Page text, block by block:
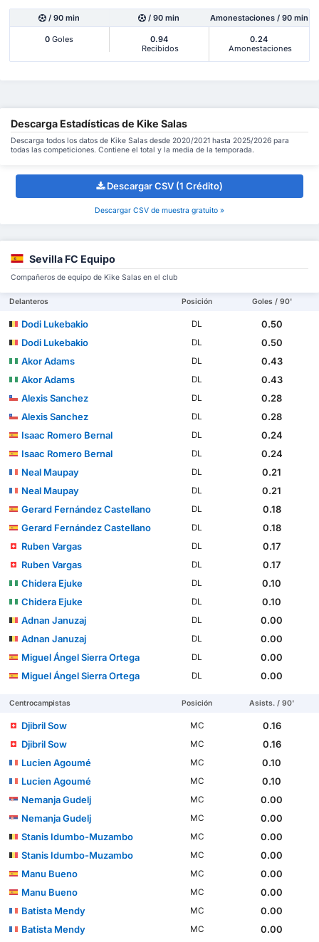
/ 90 min / 90 min Amonestaciones / 90 min
0 Goles
0.94
Recibidos
0.24
Amonestaciones
Descarga Estadísticas de Kike Salas
Descarga todos los datos de Kike Salas desde 2020/2021 hasta 2025/2026 para
todas las competiciones. Contiene el total y la media de la temporada.
Descargar CSV (1 Crédito)
Descargar CSV de muestra gratuito »
Sevilla FC Equipo
Compañeros de equipo de Kike Salas en el club
Delanteros Posición Goles / 90'
Dodi Lukebakio DL
0.50
Dodi Lukebakio
DL
0.50
Akor Adams
DL
0.43
Akor Adams
DL
0.43
Alexis Sanchez
DL
0.28
Alexis Sanchez
DL
0.28
Isaac Romero Bernal
DL
0.24
Isaac Romero Bernal
DL
0.24
Neal Maupay
DL
0.21
Neal Maupay
DL
0.21
Gerard Fernández Castellano
DL
0.18
Gerard Fernández Castellano
DL
0.18
Ruben Vargas
DL
0.17
Ruben Vargas
DL
0.17
Chidera Ejuke
DL
0.10
Chidera Ejuke
DL
0.10
Adnan Januzaj
DL
0.00
Adnan Januzaj
DL
0.00
Miguel Ángel Sierra Ortega
DL
0.00
Miguel Ángel Sierra Ortega
DL 0.00
Centrocampistas Posición Asists. / 90'
Djibril Sow MC
0.16
Djibril Sow
MC
0.16
Lucien Agoumé
MC
0.10
Lucien Agoumé
MC
0.10
Nemanja Gudelj
MC
0.00
Nemanja Gudelj
MC
0.00
Stanis Idumbo-Muzambo
MC
0.00
Stanis Idumbo-Muzambo
MC
0.00
Manu Bueno
MC
0.00
Manu Bueno
MC
0.00
Batista Mendy
MC
0.00
Batista Mendy
MC 0.00